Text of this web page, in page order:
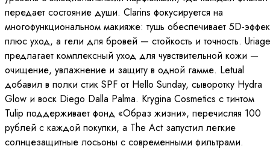
передает состояние души. Clarins фокусируется на
многофункциональном макияже: тушь обеспечивает 5D-
плюс уход, а гели для бровей — стойкость и точность. Uriage
предлагает комплексный уход для чувствительной кожи —
очищение, увлажнение и защиту в одной гамме. Letuаl
добавил в полки стик SPF от Hello Sunday, сыворотку Hydra
Glow и воск Diego Dalla Palma. Krygina Cosmetics с тинтом
Tulip поддерживает фонд «Образ жизни», перечисляя 100
рублей с каждой покупки, а The Act запустил легкие
солнцезащитные лосьоны с современными фильтрами.